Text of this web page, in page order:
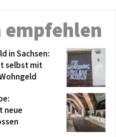
empfehlen
in Sachsen:
selbst mit
neue